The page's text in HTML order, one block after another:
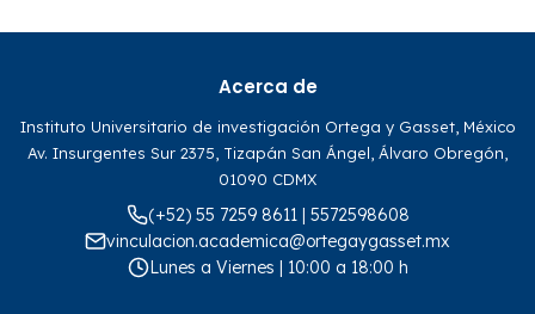
Acerca de
Instituto Universitario de investigación Ortega y Gasset, México
Av. Insurgentes Sur 2375, Tizapán San Ángel, Álvaro Obregón,
01090 CDMX
(+52) 55 7259 8611 | 5572598608
vinculacion.academica@ortegaygasset.mx
Lunes a Viernes | 10:00 a 18:00 h